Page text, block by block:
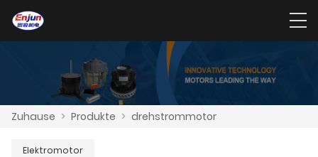
Zuhause > Produkte > drehstrommotor
Elektromotor